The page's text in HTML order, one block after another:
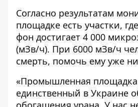
Согласно результатам
площадке есть участки,
фон достигает 4 000
(мЗв/ч). При 6000 мЗв/ч
смерть, помочь ему уже
«Промышленная
единственный в Украине